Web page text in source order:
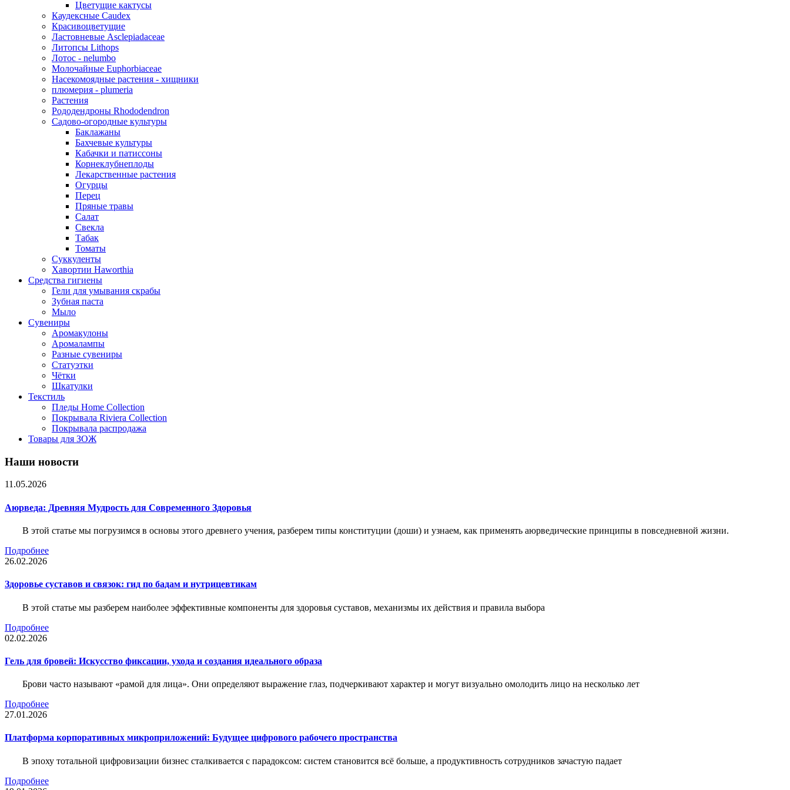
Цветущие кактусы
Каудексные Caudex
Красивоцветущие
Ластовневые Asclepiadaceae
Литопсы Lithops
Лотос - nelumbo
Молочайные Euphorbiaceae
Насекомоядные растения - хищники
плюмерия - plumeria
Растения
Рододендроны Rhododendron
Садово-огородные культуры
Баклажаны
Бахчевые культуры
Кабачки и патиссоны
Корнеклубнеплоды
Лекарственные растения
Огурцы
Перец
Пряные травы
Салат
Свекла
Табак
Томаты
Суккуленты
Хавортии Haworthia
Средства гигиены
Гели для умывания скрабы
Зубная паста
Мыло
Сувениры
Аромакулоны
Аромалампы
Разные сувениры
Статуэтки
Чётки
Шкатулки
Текстиль
Пледы Home Collection
Покрывала Riviera Collection
Покрывала распродажа
Товары для ЗОЖ
Наши новости
11.05.2026
Аюрведа: Древняя Мудрость для Современного Здоровья
В этой статье мы погрузимся в основы этого древнего учения, разберем типы конституции (доши) и узнаем, как применять аюрведические принципы в повседневной жизни.
Подробнее
26.02.2026
Здоровье суставов и связок: гид по бадам и нутрицевтикам
В этой статье мы разберем наиболее эффективные компоненты для здоровья суставов, механизмы их действия и правила выбора
Подробнее
02.02.2026
Гель для бровей: Искусство фиксации, ухода и создания идеального образа
Брови часто называют «рамой для лица». Они определяют выражение глаз, подчеркивают характер и могут визуально омолодить лицо на несколько лет
Подробнее
27.01.2026
Платформа корпоративных микроприложений: Будущее цифрового рабочего пространства
В эпоху тотальной цифровизации бизнес сталкивается с парадоксом: систем становится всё больше, а продуктивность сотрудников зачастую падает
Подробнее